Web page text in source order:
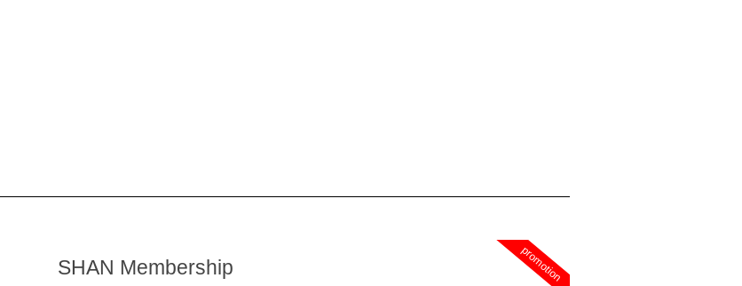
promotion
SHAN Membership